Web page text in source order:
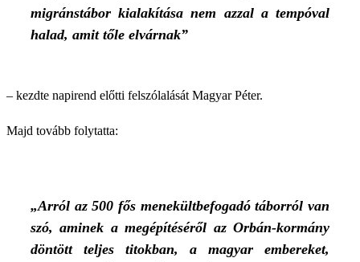
migránstábor kialakítása nem azzal a tempóval
halad, amit tőle elvárnak”
– kezdte napirend előtti felszólalását Magyar Péter.
Majd tovább folytatta:
„Arról az 500 fős menekültbefogadó táborról van
szó, aminek a megépítéséről az Orbán-kormány
döntött teljes titokban, a magyar embereket,